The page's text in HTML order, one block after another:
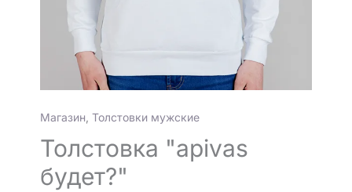
Магазин Толстовки мужские
Толстовка "apivas
будет?"